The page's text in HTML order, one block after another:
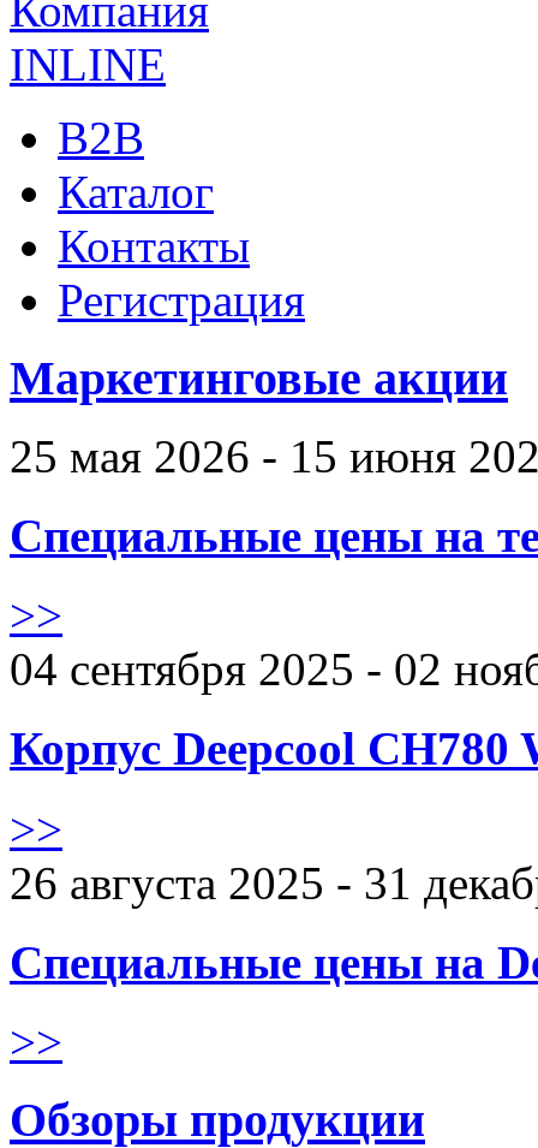
B2B
Каталог
Контакты
Регистрация
Маркетинговые акции
25 мая 2026 - 15 июня
Специальные цены на
>>
04 сентября 2025 - 02
Корпус Deepcool CH780
>>
26 августа 2025 - 31
Специальные цены на
>>
Обзоры продукции